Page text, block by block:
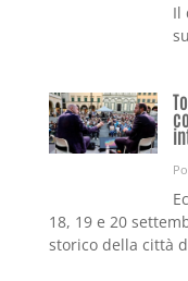
Il
18, 19 e 20
storico della città